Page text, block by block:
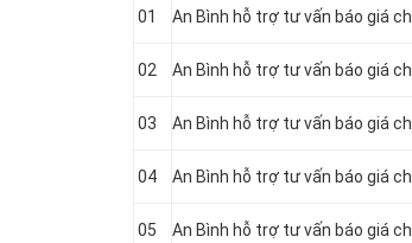
01 An Bình hỗ trợ tư vấn báo giá
02 An Bình hỗ trợ tư vấn báo giá
03 An Bình hỗ trợ tư vấn báo giá
04 An Bình hỗ trợ tư vấn báo giá
05 An Bình hỗ trợ tư vấn báo giá